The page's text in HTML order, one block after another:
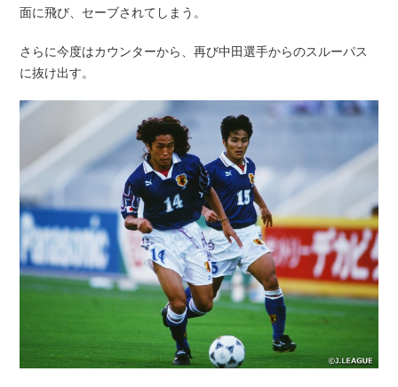
面に飛び、セーブされてしまう。
さらに今度はカウンターから、再び中田選手からのスルーパス
に抜け出す。